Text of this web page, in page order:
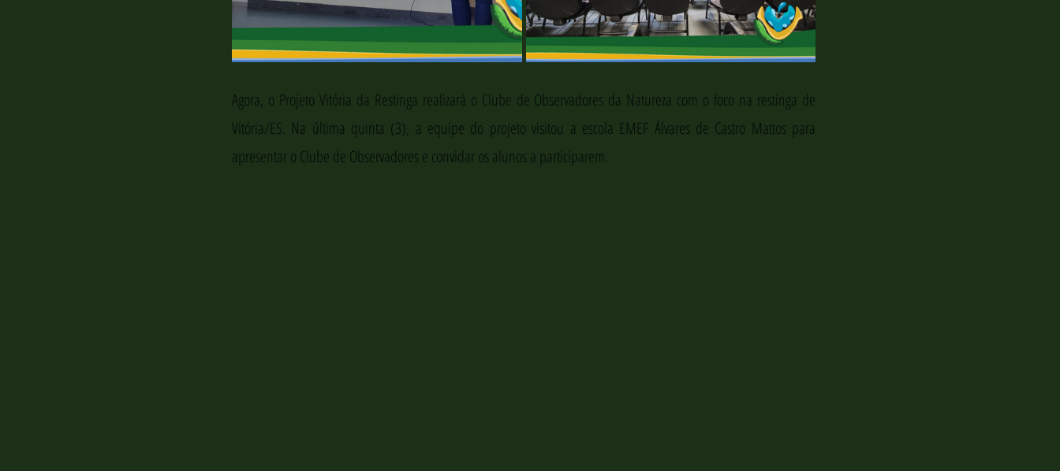
Agora, o Projeto Vitória da Restinga realizará o Clube de Observadores da Natureza com o foco na restinga de
Vitória/ES. Na última quinta (3), a equipe do projeto visitou a escola EMEF Álvares de Castro Mattos para
apresentar o Clube de Observadores e convidar os alunos a participarem.